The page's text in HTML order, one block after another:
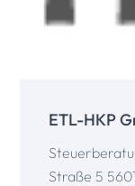
ETL-HKP
Straße 5